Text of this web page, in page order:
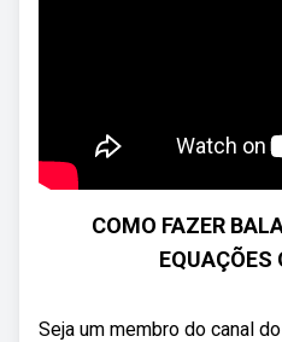
COMO FAZER
EQUAÇÕES
Seja um membro do canal